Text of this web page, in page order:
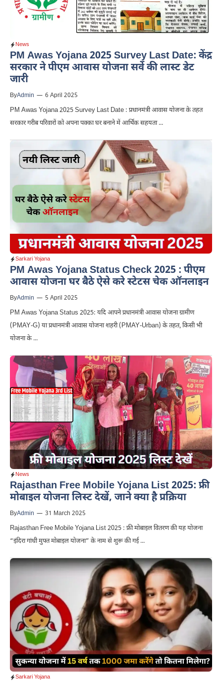
News
PM Awas Yojana 2025 Survey Last Date: केंद्र
सरकार ने पीएम आवास योजना सर्वे की लास्ट डेट
जारी
ByAdmin — 6 April 2025
PM Awas Yojana 2025 Survey Last Date : प्रधानमंत्री आवास योजना के तहत
सरकार गरीब परिवारों को अपना पक्का घर बनाने में आर्थिक सहयता ...
Sarkari Yojana
PM Awas Yojana Status Check 2025 : पीएम
आवास योजना घर बैठे ऐसे करे स्टेटस चेक ऑनलाइन
ByAdmin — 5 April 2025
PM Awas Yojana Status 2025: यदि आपने प्रधानमंत्री आवास योजना ग्रामीण
(PMAY-G) या प्रधानमंत्री आवास योजना शहरी (PMAY-Urban) के तहत, किसी भी
योजना के ...
News
Rajasthan Free Mobile Yojana List 2025: फ्री
मोबाइल योजना लिस्ट देखें, जाने क्या है प्रक्रिया
ByAdmin — 31 March 2025
Rajasthan Free Mobile Yojana List 2025 : फ्री मोबाइल वितरण की यह योजना
“इंदिरा गांधी मुफ्त मोबाइल योजना” के नाम से शुरू की गई ...
Sarkari Yojana